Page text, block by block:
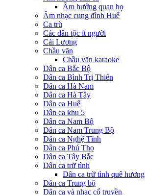
Âm hưởng quan họ
Âm nhạc cung đình Huế
Ca trù
Các dân tộc ít người
Cải Lương
Chầu văn
Chầu văn karaoke
Dân ca Bắc Bộ
Dân ca Bình Trị Thiên
Dân ca Hà Nam
Dân ca Hà Tây
Dân ca Huế
Dân ca khu 5
Dân ca Nam Bộ
Dân ca Nam Trung Bộ
Dân ca Nghệ Tĩnh
Dân ca Phú Thọ
Dân ca Tây Bắc
Dân ca trữ tình
Dân ca trữ tình quê hương
Dân ca Trung bộ
Dân ca và nhạc cổ truyền